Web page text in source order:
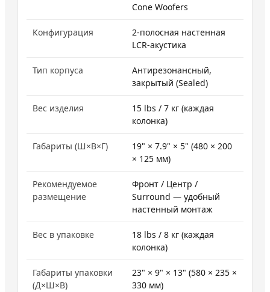
Cone Woofers
Конфигурация
2-полосная настенная
LCR-акустика
Тип корпуса
Антирезонансный,
закрытый (Sealed)
Вес изделия
15 lbs / 7 кг (каждая
колонка)
Габариты (Ш×В×Г)
19" × 7.9" × 5" (480 × 200
× 125 мм)
Рекомендуемое
размещение
Фронт / Центр /
Surround — удобный
настенный монтаж
Вес в упаковке
18 lbs / 8 кг (каждая
колонка)
Габариты упаковки
(Д×Ш×В)
23" × 9" × 13" (580 × 235 ×
330 мм)